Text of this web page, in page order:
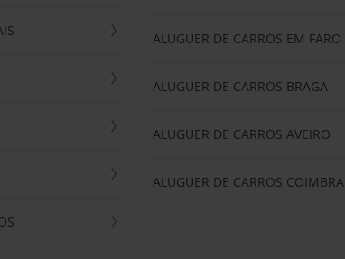
ALUGUER DE CARROS EM FARO
ALUGUER DE CARROS BRAGA
ALUGUER DE CARROS AVEIRO
ALUGUER DE CARROS COIMBRA